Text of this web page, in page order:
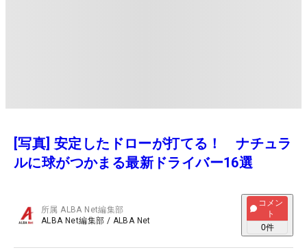
[写真] 安定したドローが打てる！ ナチュラ
ルに球がつかまる最新ドライバー16選
所属ALBA Net編集部
ALBA Net編集部 / ALBA Net
コメン
ト
0件